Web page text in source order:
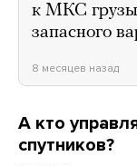
к МКС
запасного
8 месяцев назад
А кто
спутников?